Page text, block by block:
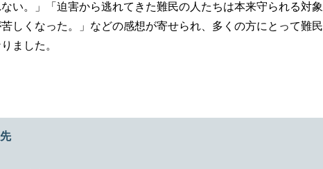
い。」「迫害から逃れてきた難民の人たちは本来守られる対象
しくなった。」などの感想が寄せられ、多くの方にとって難民
ました。